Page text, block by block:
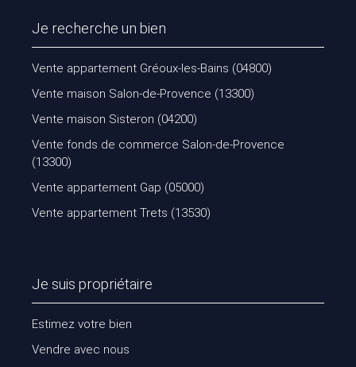
Je recherche un bien
Vente appartement Gréoux-les-Bains (04800)
Vente maison Salon-de-Provence (13300)
Vente maison Sisteron (04200)
Vente fonds de commerce Salon-de-Provence
(13300)
Vente appartement Gap (05000)
Vente appartement Trets (13530)
Je suis propriétaire
Estimez votre bien
Vendre avec nous